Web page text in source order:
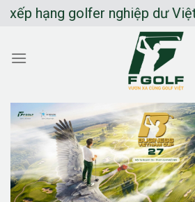
Chuyển
dung
golfer nghiệp dư Việt Nam